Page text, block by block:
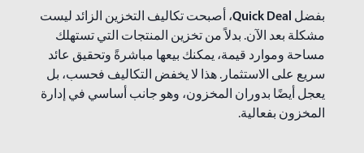
بفضل Quick Deal، أصبحت تكاليف التخزين الزائد ليست
مشكلة بعد الآن. بدلاً من تخزين المنتجات التي تستهلك
مساحة وموارد قيمة، يمكنك بيعها مباشرةً وتحقيق عائد
سريع على الاستثمار. هذا لا يخفض التكاليف فحسب، بل
يعجل أيضًا بدوران المخزون، وهو جانب أساسي في إدارة
المخزون بفعالية.